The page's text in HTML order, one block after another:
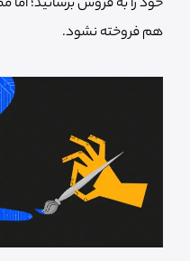
هم فروخته نشود.